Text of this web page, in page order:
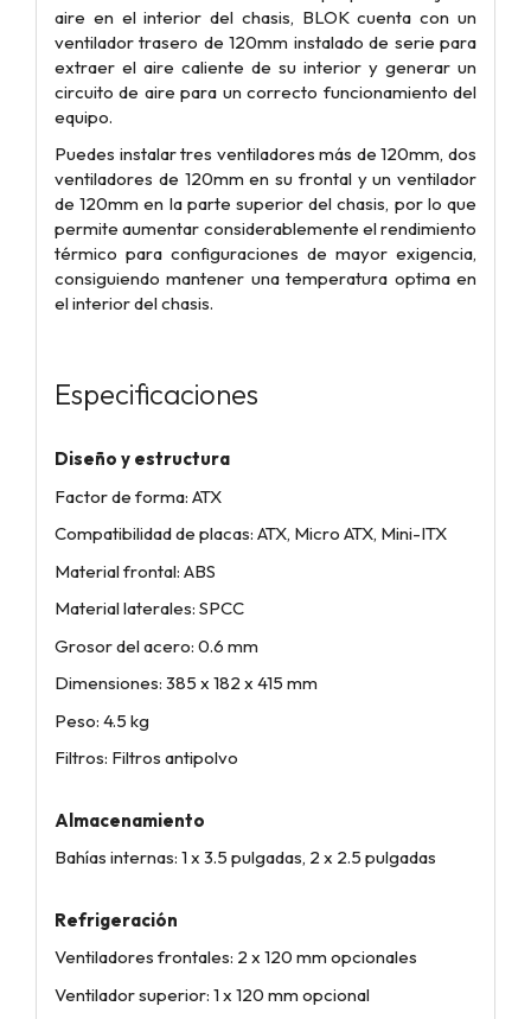
aire en el interior del chasis, BLOK cuenta con un
ventilador trasero de 120mm instalado de serie para
extraer el aire caliente de su interior y generar un
circuito de aire para un correcto funcionamiento del
equipo.
Puedes instalar tres ventiladores más de 120mm, dos
ventiladores de 120mm en su frontal y un ventilador
de 120mm en la parte superior del chasis, por lo que
permite aumentar considerablemente el rendimiento
térmico para configuraciones de mayor exigencia,
consiguiendo mantener una temperatura optima en
el interior del chasis.
Especificaciones
Diseño y estructura
Factor de forma: ATX
Compatibilidad de placas: ATX, Micro ATX, Mini-ITX
Material frontal: ABS
Material laterales: SPCC
Grosor del acero: 0.6 mm
Dimensiones: 385 x 182 x 415 mm
Peso: 4.5 kg
Filtros: Filtros antipolvo
Almacenamiento
Bahías internas: 1 x 3.5 pulgadas, 2 x 2.5 pulgadas
Refrigeración
Ventiladores frontales: 2 x 120 mm opcionales
Ventilador superior: 1 x 120 mm opcional